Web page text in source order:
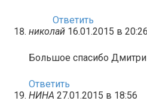
Ответить
николай 16.01.2015 в 20:26
Большое спасибо
Ответить
НИНА 27.01.2015 в 18:56